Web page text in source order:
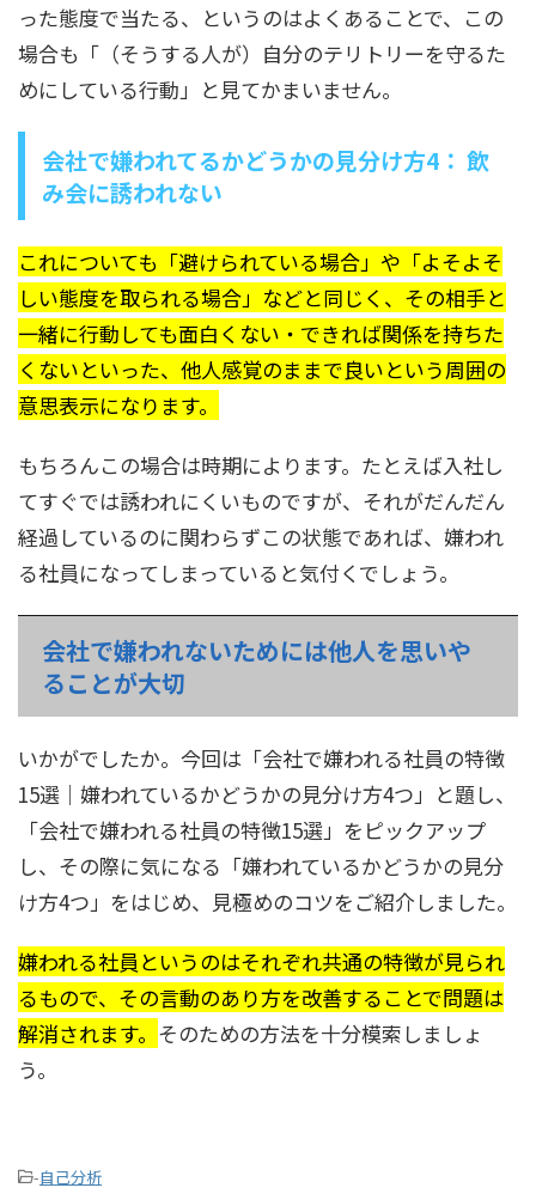
った態度で当たる、というのはよくあることで、この
場合も「（そうする人が）自分のテリトリーを守るた
めにしている行動」と見てかまいません。
会社で嫌われてるかどうかの見分け方4： 飲
み会に誘われない
これについても「避けられている場合」や「よそよそ
しい態度を取られる場合」などと同じく、その相手と
一緒に行動しても面白くない・できれば関係を持ちた
くないといった、他人感覚のままで良いという周囲の
意思表示になります。
もちろんこの場合は時期によります。たとえば入社し
てすぐでは誘われにくいものですが、それがだんだん
経過しているのに関わらずこの状態であれば、嫌われ
る社員になってしまっていると気付くでしょう。
会社で嫌われないためには他人を思いや
ることが大切
いかがでしたか。今回は「会社で嫌われる社員の特徴
15選｜嫌われているかどうかの見分け方4つ」と題し、
「会社で嫌われる社員の特徴15選」をピックアップ
し、その際に気になる「嫌われているかどうかの見分
け方4つ」をはじめ、見極めのコツをご紹介しました。
嫌われる社員というのはそれぞれ共通の特徴が見られ
るもので、その言動のあり方を改善することで問題は
解消されます。 そのための方法を十分模索しましょ
う。
-自己分析